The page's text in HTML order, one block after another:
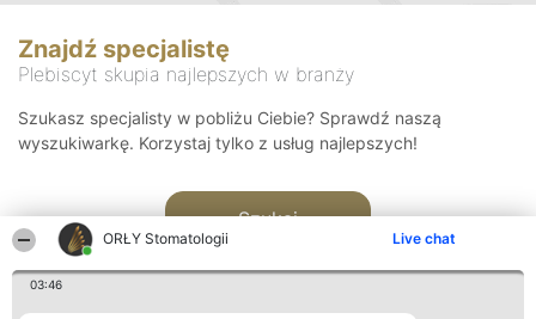
ORŁY Stomatologii Live chat
03:46
Znajdź specjalistę
Plebiscyt skupia najlepszych w branży
Szukasz specjalisty w pobliżu Ciebie? Sprawdź naszą
wyszukiwarkę. Korzystaj tylko z usług najlepszych!
Szukaj